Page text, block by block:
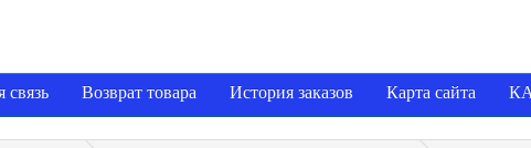
связь Возврат товара История заказов Карта сайта